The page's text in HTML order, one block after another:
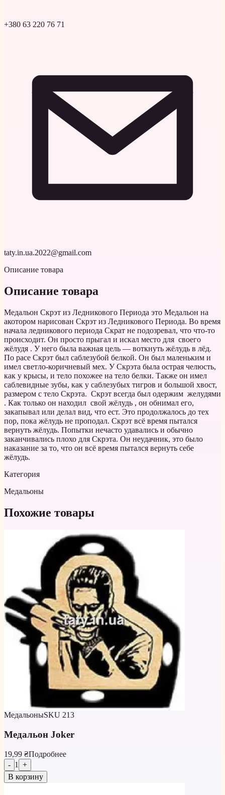
+380 63 220 76 71
taty.in.ua.2022@gmail.com
Описание товара
Описание товара
Медальон Скрэт из Ледникового Периода это Медальон на
акотором нарисован Скрэт из Ледникового Периода. Во время
начала ледникового периода Скрат не подозревал, что что-то
происходит. Он просто прыгал и искал место для своего
жёлудя . У него была важная цель — воткнуть жёлудь в лёд.
По расе Скрэт был саблезубой белкой. Он был маленьким и
имел светло-коричневый мех. У Скрэта была острая челюсть,
как у крысы, и тело похожее на тело белки. Также он имел
саблевидные зубы, как у саблезубых тигров и большой хвост,
размером с тело Скрэта. Скрэт всегда был одержим желудями
. Как только он находил свой жёлудь , он обнимал его,
закапывал или делал вид, что ест. Это продолжалось до тех
пор, пока жёлудь не проподал. Скрэт всё время пытался
вернуть жёлудь. Попытки нечасто удавались и обычно
заканчивались плохо для Скрэта. Он неудачник, это было
наказание за то, что он всё время пытался вернуть себе
жёлудь.
Категория
Медальоны
Похожие товары
МедальоныSKU 213
Медальон Joker
19,99 ₴Подробнее
- 1
+
В корзину